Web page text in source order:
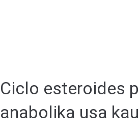
Ciclo esteroides
anabolika usa